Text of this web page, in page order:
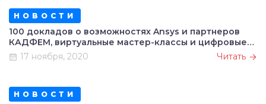
НОВОСТИ
100 докладов о возможностях Ansys и партнеров
КАДФЕМ, виртуальные мастер-классы и цифровые
двойники: что ждет участников конференции
CADFEM/Ansys
17 ноября, 2020 Читать
НОВОСТИ